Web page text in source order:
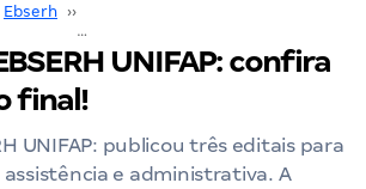
Ebserh ››
UNIFAP: confira
final!
UNIFAP: publicou três editais para
e administrativa. A